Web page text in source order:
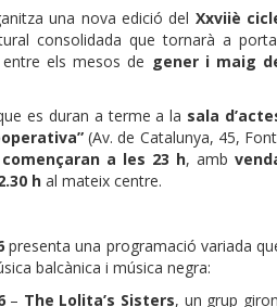
una nova edició del Xxviiè
consolidada que tornarà a
els mesos de gener i maig
es duran a terme a la sala
(Av. de Catalunya, 45,
a les 23 h, amb
h al mateix centre.
presenta una programació variada
balcànica i música negra:
– The Lolita’s Sisters, un grup